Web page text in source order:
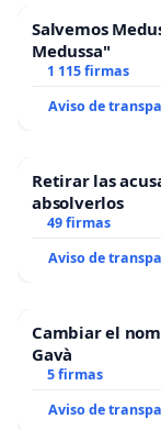
Salvemos
Medussa"
1 115 firmas
Aviso de
Retirar las
absolverlos
49 firmas
Aviso de
Cambiar el
Gavà
5 firmas
Aviso de